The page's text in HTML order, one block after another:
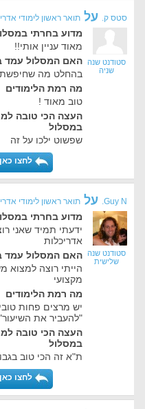
סטס ק. על תואר ראשון לימודי
סטודנט שנה
שניה
מדוע בחרתי
מאוד עניין אותי!!
האם המסלול עמד
בהחלט מה
מה רמת הלימודים
טוב מאוד !
העצה הכי טובה
במסלול
שפשוט ילכו על זה
לחצו
Guy N. על תואר ראשון לימודי
סטודנט שנה
שלישית
מדוע בחרתי
ידעתי תמיד שאני
אדריכלות
האם המסלול עמד
הייתי רוצה למצוא
מקצועי
מה רמת הלימודים
יש מרצים פחות
"להעביר את השיעור"
העצה הכי טובה
במסלול
ת"א זה הכי טוב
לחצו